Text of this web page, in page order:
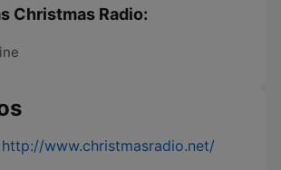
Christmas Radio:
http://www.christmasradio.net/